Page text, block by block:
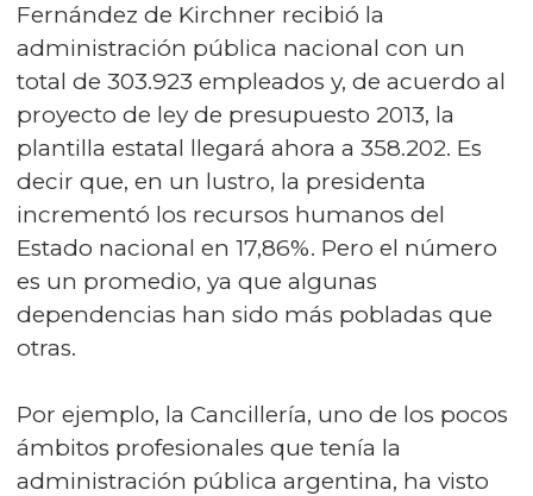
Fernández de Kirchner recibió la
administración pública nacional con un
total de 303.923 empleados y, de acuerdo al
proyecto de ley de presupuesto 2013, la
plantilla estatal llegará ahora a 358.202. Es
decir que, en un lustro, la presidenta
incrementó los recursos humanos del
Estado nacional en 17,86%. Pero el número
es un promedio, ya que algunas
dependencias han sido más pobladas que
otras.
Por ejemplo, la Cancillería, uno de los pocos
ámbitos profesionales que tenía la
administración pública argentina, ha visto